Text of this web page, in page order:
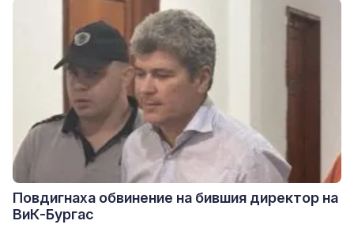
Повдигнаха обвинение на бившия директор на
ВиК-Бургас